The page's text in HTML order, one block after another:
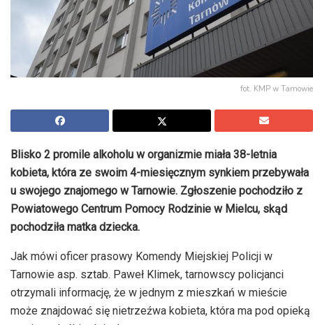
fot. KMP w Tarnowie
Blisko 2 promile alkoholu w organizmie miała 38-letnia
kobieta, która ze swoim 4-miesięcznym synkiem przebywała
u swojego znajomego w Tarnowie. Zgłoszenie pochodziło z
Powiatowego Centrum Pomocy Rodzinie w Mielcu, skąd
pochodziła matka dziecka.
Jak mówi oficer prasowy Komendy Miejskiej Policji w
Tarnowie asp. sztab. Paweł Klimek, tarnowscy policjanci
otrzymali informację, że w jednym z mieszkań w mieście
może znajdować się nietrzeźwa kobieta, która ma pod opieką